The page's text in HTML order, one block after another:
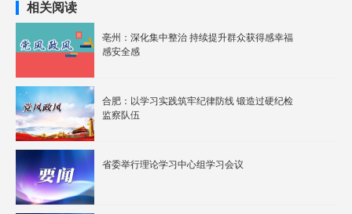
相关阅读
亳州：深化集中整治 持续提升群众获得感幸福
感安全感
合肥：以学习实践筑牢纪律防线 锻造过硬纪检
监察队伍
省委举行理论学习中心组学习会议